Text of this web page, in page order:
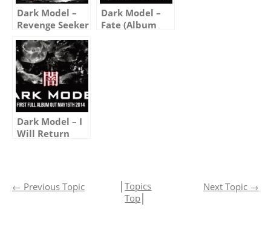
Dark Model –
Revenge Seeker
(Complete
Version)
Dark Model –
Fate (Album
Dark Model – I
Will Return
← Previous Topic │Topics
Top
Next Topic →